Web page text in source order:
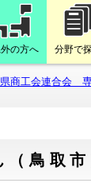
の方へ 分野で
商工会連合会
鳥取市